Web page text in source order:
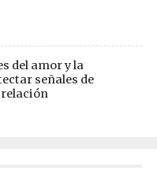
del amor y la
señales de